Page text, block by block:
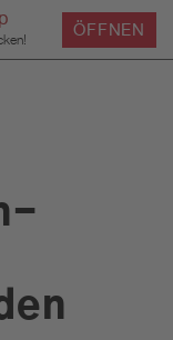
ÖFFNEN
SCHLIESSEN